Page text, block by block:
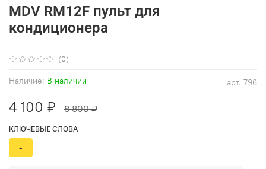
(0)
арт. 796
Наличие: В наличии
MDV RM12F пульт для
кондиционера
4 100 ₽ 8 800 ₽
КЛЮЧЕВЫЕ СЛОВА
-